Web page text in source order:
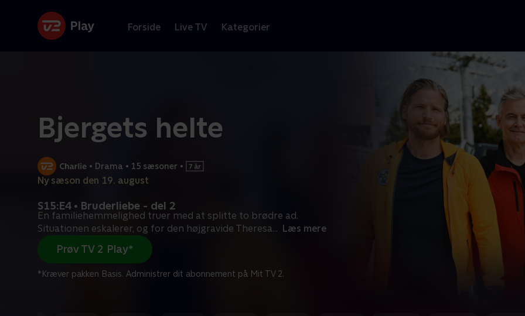
Forside Live TV Kategorier
Bjergets helte
• Drama • 15 sæsoner •
Ny sæson den 19. august
S15:E4 • Bruderliebe - del 2
En familiehemmelighed truer med at splitte to brødre ad.
Situationen eskalerer, og for den højgravide Theresa... Læs mere
Prøv TV 2 Play*
*Kræver pakken Basis. Administrer dit abonnement på Mit TV 2.